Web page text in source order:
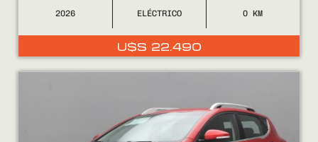
2026 ELÉCTRICO 0
U$S 22.490